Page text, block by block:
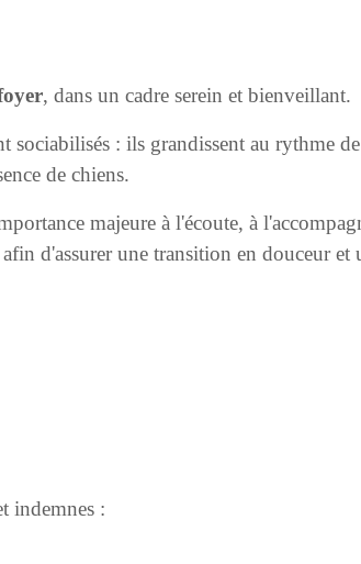
, dans un cadre serein et bienveillant.
sociabilisés : ils grandissent au rythme
de chiens.
majeure à l'écoute, à
d'assurer une transition en douceur et
indemnes :